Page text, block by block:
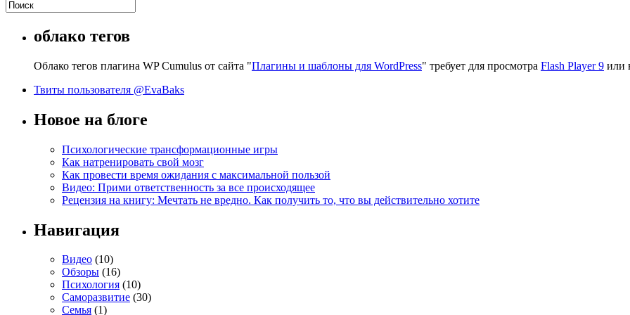
облако тегов
Облако тегов плагина WP Cumulus от сайта "Плагины и шаблоны для WordPress" требует для просмотра Flash Player 9 или
Твиты пользователя @EvaBaks
Новое на блоге
Психологические трансформационные игры
Как натренировать свой мозг
Как провести время ожидания с максимальной пользой
Видео: Прими ответственность за все происходящее
Рецензия на книгу: Мечтать не вредно. Как получить то, что вы действительно хотите
Навигация
Видео (10)
Обзоры (16)
Психология (10)
Саморазвитие (30)
Семья (1)